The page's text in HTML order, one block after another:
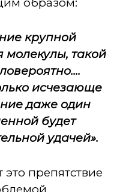
крупной
такой
исчезающе
даже один
будет
удачей».
это препятствие